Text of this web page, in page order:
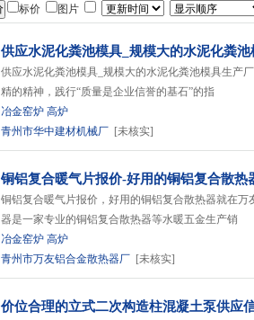
标价 图片
供应水泥化粪池模具_规模大的水泥化粪
供应水泥化粪池模具_规模大的水泥化粪池模具生产
精的精神，践行“质量是企业信誉的基石”的指
冶金窑炉 高炉
青州市华中建材机械厂 [未核实]
铜铝复合暖气片报价-好用的铜铝复合散热
铜铝复合暖气片报价，好用的铜铝复合散热器就在
器是一家专业的铜铝复合散热器等水暖五金生产销
冶金窑炉 高炉
青州市万友铝合金散热器厂 [未核实]
价位合理的立式二次构造柱混凝土泵供应